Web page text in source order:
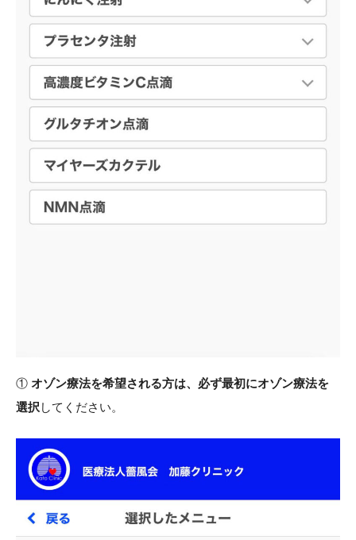
① オゾン療法を希望される方は、必ず最初にオゾン療法を
選択 してください。